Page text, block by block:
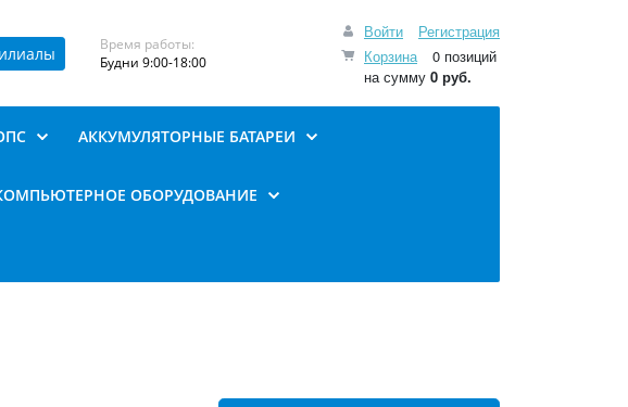
Войти
Регистрация
Корзина
0 позиций
на сумму 0 руб.
Время работы:
Будни 9:00-18:00
АККУМУЛЯТОРНЫЕ БАТАРЕИ
ОБОРУДОВАНИЕ